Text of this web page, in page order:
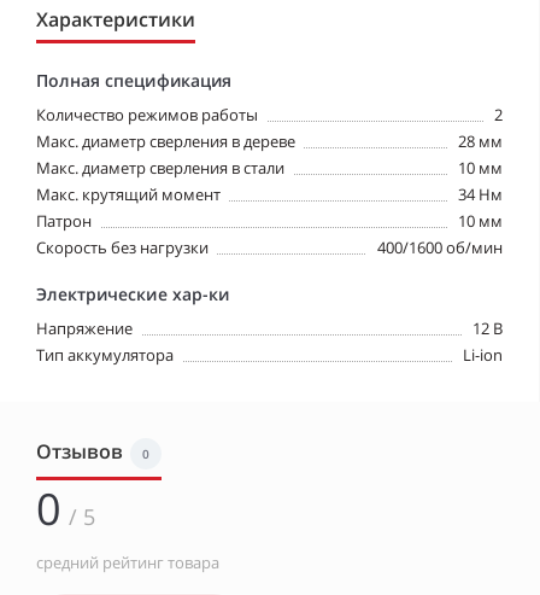
Характеристики
Полная спецификация
Количество режимов работы
2
Макс. диаметр сверления в дереве
28 мм
Макс. диаметр сверления в стали
10 мм
Макс. крутящий момент
34 Нм
Патрон
10 мм
Скорость без нагрузки
400/1600 об/мин
Электрические хар-ки
Напряжение
12 В
Тип аккумулятора
Li-ion
Отзывов 0
0 / 5
средний рейтинг товара